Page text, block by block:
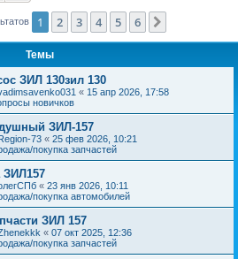
1 2 3 4 5 6
Темы
ЗИЛ 130зил 130
« 15 апр 2026, 17:58
новичков
ЗИЛ-157
73 « 25 фев 2026, 10:21
покупка запчастей
« 23 янв 2026, 10:11
покупка автомобилей
ЗИЛ 157
« 07 окт 2025, 12:36
покупка запчастей